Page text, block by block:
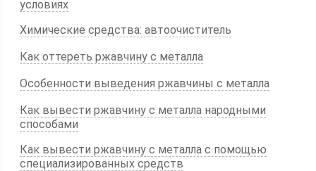
условиях
Химические средства: автоочиститель
Как оттереть ржавчину с металла
Особенности выведения ржавчины с металла
Как вывести ржавчину с металла народными
способами
Как вывести ржавчину с металла с помощью
специализированных средств